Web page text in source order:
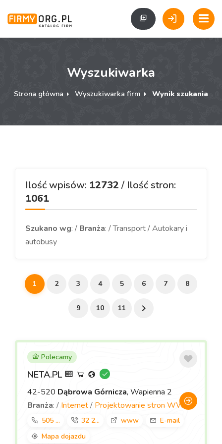
Wyszukiwarka
Strona główna Wyszukiwarka firm Wynik szukania
Ilość wpisów: 12732 / Ilość stron:
1061
Szukano wg: / Branża: / Transport / Autokary i
autobusy
1 2 3 4 5 6 7 8
9 10 11
Polecamy
NETA.PL
42-520 Dąbrowa Górnicza, Wapienna 2
Branża: / Internet/ Projektowanie stron WWW
505 ... 32 2... www
E-mail
Mapa dojazdu